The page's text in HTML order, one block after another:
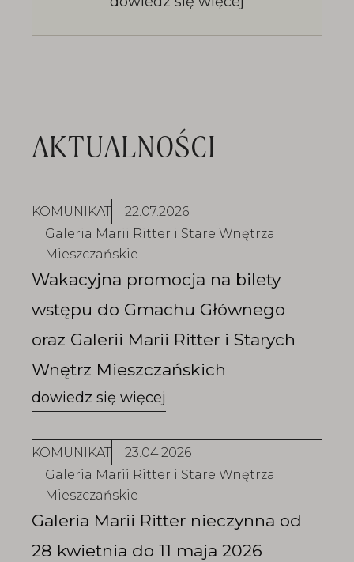
dostępność
AKTUALNOŚCI
KOMUNIKAT
22.07.2026
Galeria Marii Ritter i Stare Wnętrza
Mieszczańskie
Wakacyjna promocja na bilety
wstępu do Gmachu Głównego
oraz Galerii Marii Ritter i Starych
Wnętrz Mieszczańskich
KOMUNIKAT
23.04.2026
Galeria Marii Ritter i Stare Wnętrza
Mieszczańskie
Galeria Marii Ritter nieczynna od
28 kwietnia do 11 maja 2026